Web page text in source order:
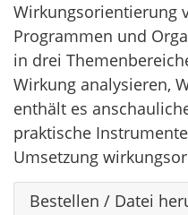
Wirkungsorientierung
Programmen und
in drei
Wirkung analysieren,
enthält es
praktische
Umsetzung
Bestellen / Datei